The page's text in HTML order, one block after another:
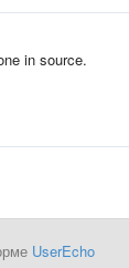
in source.
UserEcho